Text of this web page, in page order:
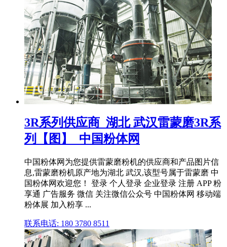
3R系列供应商_湖北 武汉雷蒙磨3R系
列【图】_中国粉体网
中国粉体网为您提供雷蒙磨粉机的供应商和产品图片信
息,雷蒙磨粉机原产地为湖北 武汉,该型号属于雷蒙磨 中
国粉体网欢迎您！ 登录 个人登录 企业登录 注册 APP 粉
享通 广告服务 微信 关注微信公众号 中国粉体网 移动端
粉体展 加入粉享 ...
联系电话: 180 3780 8511